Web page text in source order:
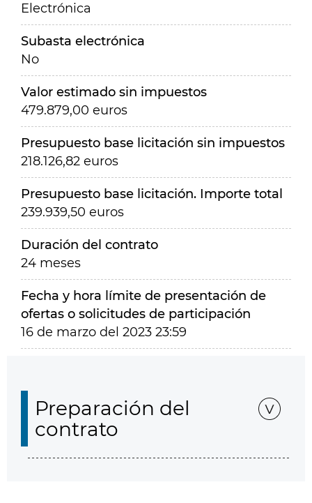
Electrónica
Subasta electrónica
No
Valor estimado sin impuestos
479.879,00 euros
Presupuesto base licitación sin impuestos
218.126,82 euros
Presupuesto base licitación. Importe total
239.939,50 euros
Duración del contrato
24 meses
Fecha y hora límite de presentación de
ofertas o solicitudes de participación
16 de marzo del 2023 23:59
Preparación del
contrato